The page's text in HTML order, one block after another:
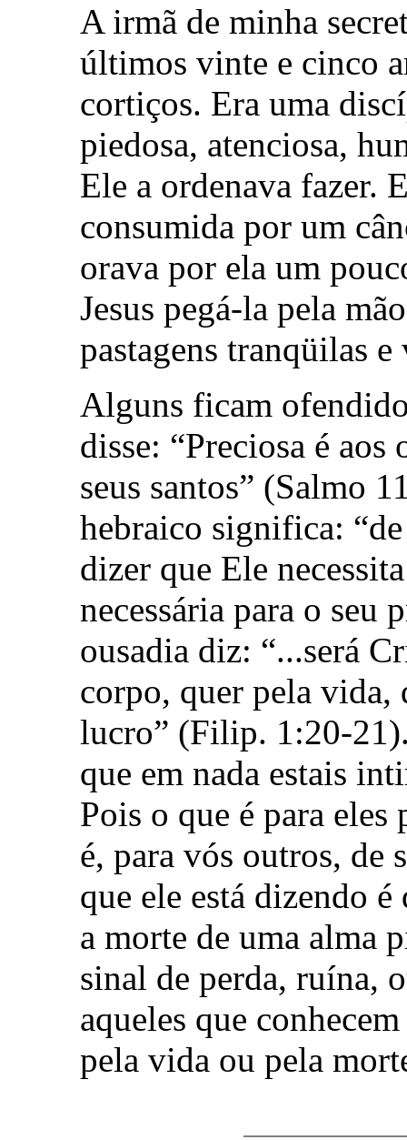
A irmã de minha
últimos vinte e cinco
cortiços. Era uma
piedosa, atenciosa,
Ele a ordenava fazer.
consumida por um
orava por ela um
Jesus pegá-la pela
pastagens tranqüilas e
Alguns ficam
disse: “Preciosa é
seus santos” (Salmo
hebraico significa:
dizer que Ele
necessária para o seu
ousadia diz: “...será
corpo, quer pela vida,
lucro” (Filip. 1:20-
que em nada estais
Pois o que é para
é, para vós outros, de
que ele está dizendo
a morte de uma alma
sinal de perda, ruína,
aqueles que
pela vida ou pela